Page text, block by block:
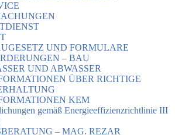
UND FORMULARE
– BAU
UND ABWASSER
ÜBER RICHTIGE
KEM
gemäß Energieeffizienzrichtlinie III
– MAG. REZAR